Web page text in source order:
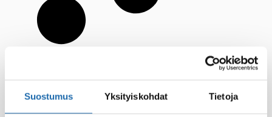
Suostumus Yksityiskohdat Tietoja